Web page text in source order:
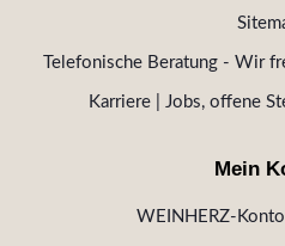
Telefonische Beratung - Wir
Karriere | Jobs, offene
Mein
WEINHERZ-